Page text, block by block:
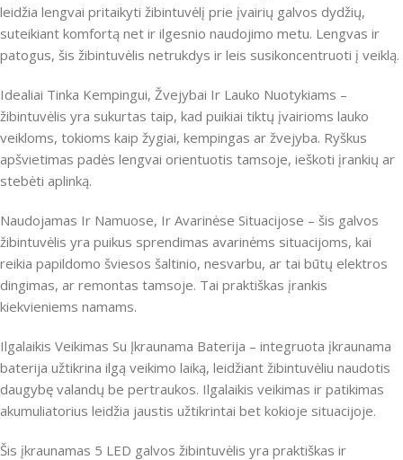
leidžia lengvai pritaikyti žibintuvėlį prie įvairių galvos dydžių,
suteikiant komfortą net ir ilgesnio naudojimo metu. Lengvas ir
patogus, šis žibintuvėlis netrukdys ir leis susikoncentruoti į veiklą.
Idealiai Tinka Kempingui, Žvejybai Ir Lauko Nuotykiams –
žibintuvėlis yra sukurtas taip, kad puikiai tiktų įvairioms lauko
veikloms, tokioms kaip žygiai, kempingas ar žvejyba. Ryškus
apšvietimas padės lengvai orientuotis tamsoje, ieškoti įrankių ar
stebėti aplinką.
Naudojamas Ir Namuose, Ir Avarinėse Situacijose – šis galvos
žibintuvėlis yra puikus sprendimas avarinėms situacijoms, kai
reikia papildomo šviesos šaltinio, nesvarbu, ar tai būtų elektros
dingimas, ar remontas tamsoje. Tai praktiškas įrankis
kiekvieniems namams.
Ilgalaikis Veikimas Su Įkraunama Baterija – integruota įkraunama
baterija užtikrina ilgą veikimo laiką, leidžiant žibintuvėliu naudotis
daugybę valandų be pertraukos. Ilgalaikis veikimas ir patikimas
akumuliatorius leidžia jaustis užtikrintai bet kokioje situacijoje.
Šis įkraunamas 5 LED galvos žibintuvėlis yra praktiškas ir